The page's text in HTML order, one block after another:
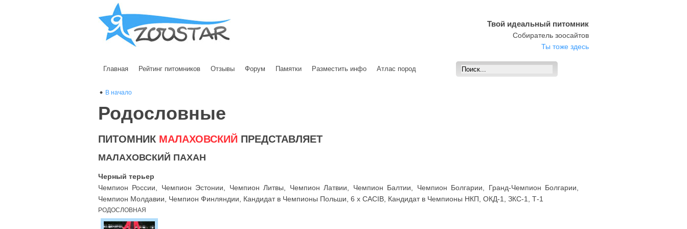
Твой идеальный питомник
Собиратель зоосайтов
Ты тоже здесь
Главная Рейтинг питомников Отзывы Форум Памятки Разместить инфо Атлас пород
В начало
Родословные
ПИТОМНИК МАЛАХОВСКИЙ ПРЕДСТАВЛЯЕТ
МАЛАХОВСКИЙ ПАХАН
Черный терьер
Чемпион России, Чемпион Эстонии, Чемпион Литвы, Чемпион Латвии, Чемпион Балтии, Чемпион Болгарии, Гранд-Чемпион Болгарии,
Чемпион Молдавии, Чемпион Финляндии, Кандидат в Чемпионы Польши, 6 х CACIB, Кандидат в Чемпионы НКП, ОКД-1, ЗКС-1, Т-1
РОДОСЛОВНАЯ